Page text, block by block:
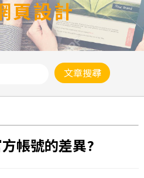
頁設計
文章搜尋
帳號的差異?